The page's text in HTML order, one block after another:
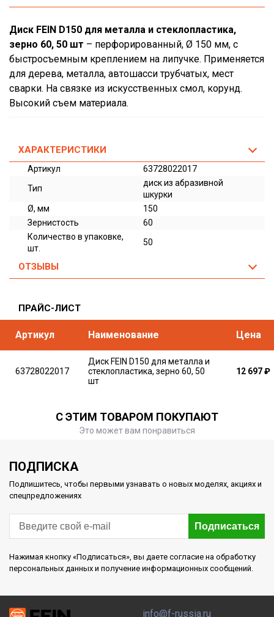
Диск FEIN D150 для металла и стеклопластика,
зерно 60, 50 шт – перфорированный, Ø 150 мм, с
быстросъемным креплением на липучке. Применяется
для дерева, металла, автошасси трубчатых, мест
сварки. На связке из искусственных смол, корунд.
Высокий съем материала.
ХАРАКТЕРИСТИКИ
Артикул
63728022017
Тип
диск из абразивной
шкурки
Ø, мм
150
Зернистость
60
Количество в упаковке,
шт.
50
ОТЗЫВЫ
ПРАЙС-ЛИСТ
Артикул Наименование Цена
63728022017
Диск FEIN D150 для металла и
стеклопластика, зерно 60, 50
шт
12 697₽
С ЭТИМ ТОВАРОМ ПОКУПАЮТ
Это может вам понравиться
ПОДПИСКА
Подпишитесь, чтобы первыми узнавать о новых моделях, акциях и
спецпредложениях
Подписаться
Нажимая кнопку «Подписаться», вы даете согласие на обработку
персональных данных и получение информационных сообщений.
info@f-russia.ru